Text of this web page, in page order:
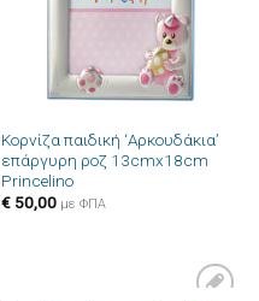
Κορνίζα παιδική ‘Αρκουδάκια’
επάργυρη ροζ 13cmx18cm
Princelino
€50,00 με ΦΠΑ